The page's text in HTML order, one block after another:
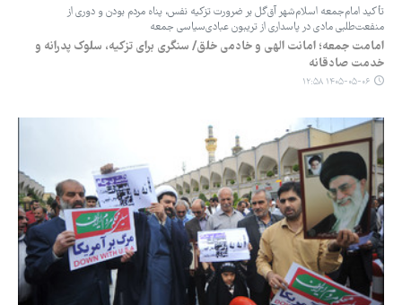
تأکید امام‌جمعه اسلام‌شهر آق‌گل بر ضرورت تزکیه نفس، پناه مردم بودن و دوری از
منفعت‌طلبی مادی در پاسداری از تریبون عبادی‌سیاسی جمعه
امامت جمعه؛ امانت الهی و خادمی خلق/ سنگری برای تزکیه، سلوک پدرانه و
خدمت صادقانه
۱۴۰۵-۰۵-۰۶ ۱۲:۵۸